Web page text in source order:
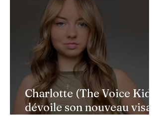
Charlotte (The Voice Kids)
dévoile son nouveau visage